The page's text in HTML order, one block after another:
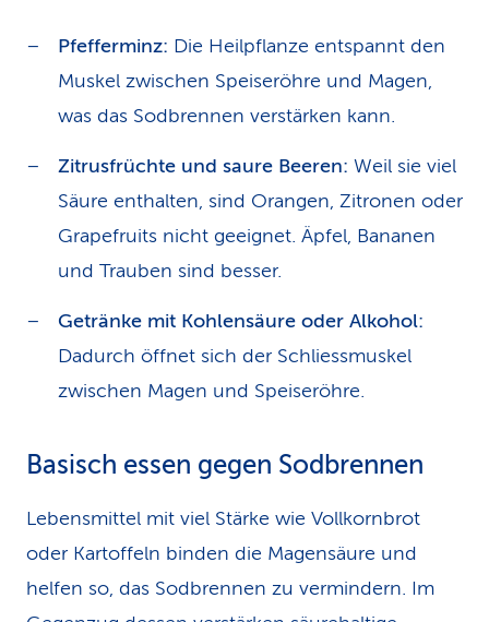
Pfefferminz: Die Heilpflanze entspannt den
Muskel zwischen Speiseröhre und Magen,
was das Sodbrennen verstärken kann.
Zitrusfrüchte und saure Beeren: Weil sie viel
Säure enthalten, sind Orangen, Zitronen oder
Grapefruits nicht geeignet. Äpfel, Bananen
und Trauben sind besser.
Getränke mit Kohlensäure oder Alkohol:
Dadurch öffnet sich der Schliessmuskel
zwischen Magen und Speiseröhre.
Basisch essen gegen Sodbrennen
Lebensmittel mit viel Stärke wie Vollkorn­brot
oder Kartoffeln binden die Magen­säure und
helfen so, das Sodbrennen zu vermindern. Im